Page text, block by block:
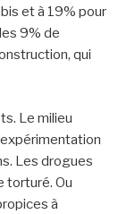
et à 19% pour
9% de
qui
Le milieu
Les drogues
torturé. Ou
à